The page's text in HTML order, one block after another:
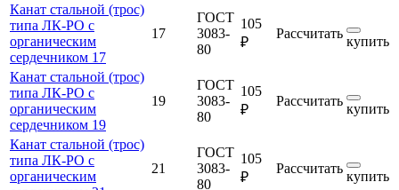
Канат стальной (трос)
типа ЛК-РО с
органическим
сердечником 17
17
ГОСТ
3083-
80
105
₽
Рассчитать
купить
Канат стальной (трос)
типа ЛК-РО с
органическим
сердечником 19
19
ГОСТ
3083-
80
105
₽
Рассчитать
купить
Канат стальной (трос)
типа ЛК-РО с
органическим
21
ГОСТ
3083-
80
105
₽
Рассчитать
купить